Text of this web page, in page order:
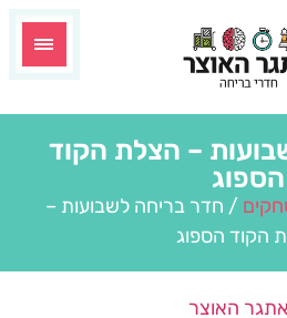
– הצלת הקוד
הספוג
/ חדר בריחה לשבועות –
הקוד הספוג